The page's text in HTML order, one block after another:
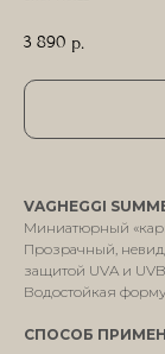
3 890 р.
VAGHEGGI
Миниатюрный
Прозрачный,
защитой UVA и UVB.
Водостойкая
СПОСОБ